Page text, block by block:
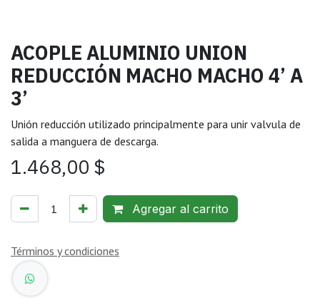
ACOPLE ALUMINIO UNION
REDUCCIÓN MACHO MACHO 4’ A
3’
Unión reducción utilizado principalmente para unir valvula de
salida a manguera de descarga.
1.468,00 $
Agregar al carrito
Términos y condiciones